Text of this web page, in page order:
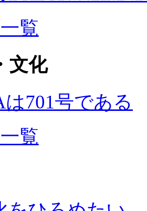
覧
文化
701号である
覧